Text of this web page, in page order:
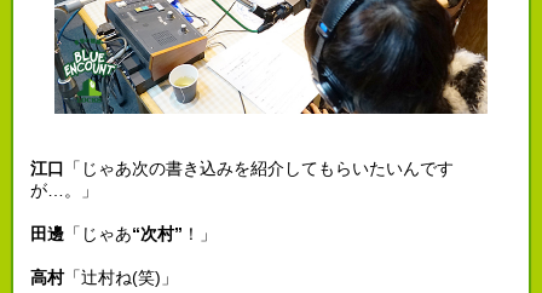
江口
「じゃあ次の書き込みを紹介してもらいたいんです
が…。」
田邊「じゃあ“次村” ！」
高村「辻村ね(笑)」